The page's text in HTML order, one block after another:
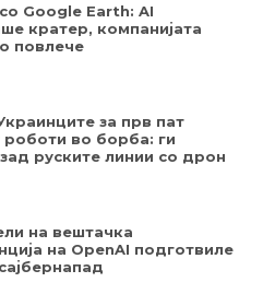
Google Earth: AI
кратер, компанијата
повлече
за прв пат
роботи во борба: ги
зад руските линии со дрон
на вештачка
на OpenAI подготвиле